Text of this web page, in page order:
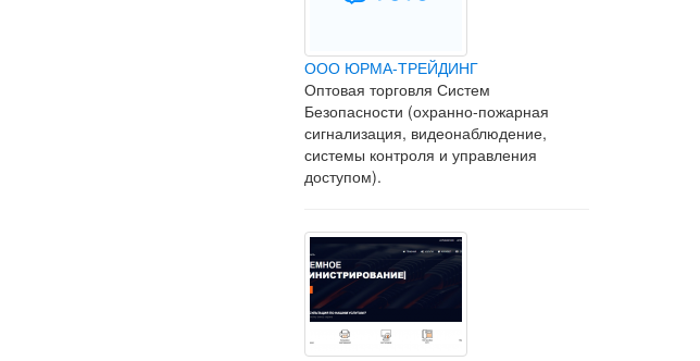
ООО ЮРМА-ТРЕЙДИНГ
Оптовая торговля Систем
Безопасности (охранно-пожарная
сигнализация, видеонаблюдение,
системы контроля и управления
доступом).